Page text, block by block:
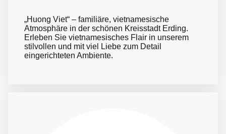
„Huong Viet“ – familiäre, vietnamesische
Atmosphäre in der schönen Kreisstadt Erding.
Erleben Sie vietnamesisches Flair in unserem
stilvollen und mit viel Liebe zum Detail
eingerichteten Ambiente.